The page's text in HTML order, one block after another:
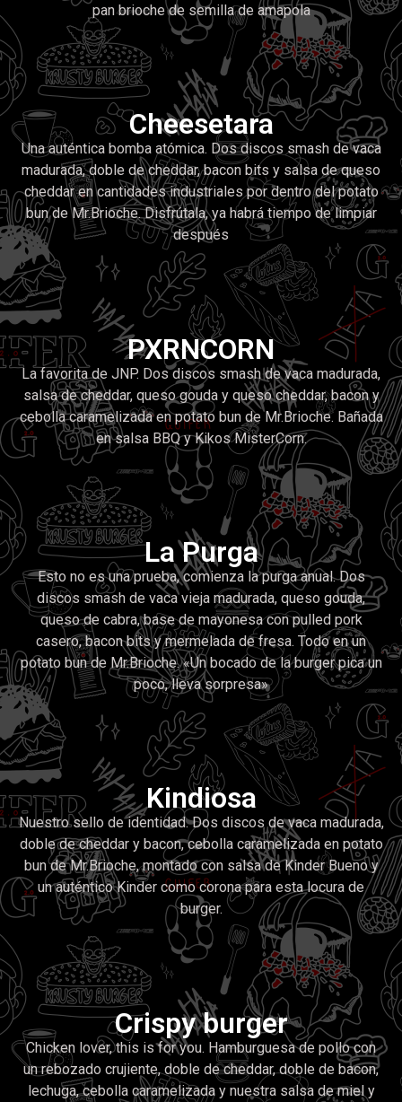
pan brioche de semilla de amapola
Cheesetara
Una auténtica bomba atómica. Dos discos smash de vaca
madurada, doble de cheddar, bacon bits y salsa de queso
cheddar en cantidades industriales por dentro del potato
bun de Mr.Brioche. Disfrútala, ya habrá tiempo de limpiar
después
PXRNCORN
La favorita de JNP. Dos discos smash de vaca madurada,
salsa de cheddar, queso gouda y queso cheddar, bacon y
cebolla caramelizada en potato bun de Mr.Brioche. Bañada
en salsa BBQ y Kikos MisterCorn.
La Purga
Esto no es una prueba, comienza la purga anual. Dos
discos smash de vaca vieja madurada, queso gouda,
queso de cabra, base de mayonesa con pulled pork
casero, bacon bits y mermelada de fresa. Todo en un
potato bun de Mr.Brioche. «Un bocado de la burger pica un
poco, lleva sorpresa»
Kindiosa
Nuestro sello de identidad. Dos discos de vaca madurada,
doble de cheddar y bacon, cebolla caramelizada en potato
bun de Mr.Brioche, montado con salsa de Kinder Bueno y
un auténtico Kinder como corona para esta locura de
burger.
Crispy burger
Chicken lover, this is for you. Hamburguesa de pollo con
un rebozado crujiente, doble de cheddar, doble de bacon,
lechuga, cebolla caramelizada y nuestra salsa de miel y